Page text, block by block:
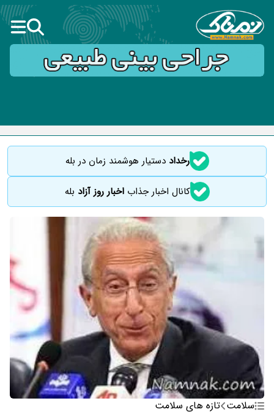
رخداددستیار هوشمند زمان در بله
کانال اخبار جذاباخبار روز آزاد بله
سلامت تازه های سلامت